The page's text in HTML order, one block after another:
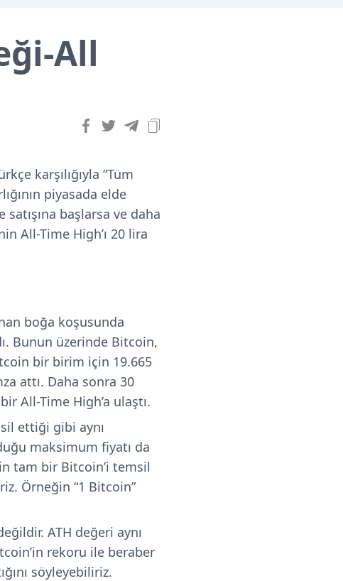
All
karşılığıyla “Tüm
piyasada elde
başlarsa ve daha
All-Time High’ı 20 lira
boğa koşusunda
Bunun üzerinde Bitcoin,
bir birim için 19.665
attı. Daha sonra 30
All-Time High’a ulaştı.
ettiği gibi aynı
maksimum fiyatı da
tam bir Bitcoin’i temsil
Örneğin “1 Bitcoin”
ATH değeri aynı
rekoru ile beraber
söyleyebiliriz.